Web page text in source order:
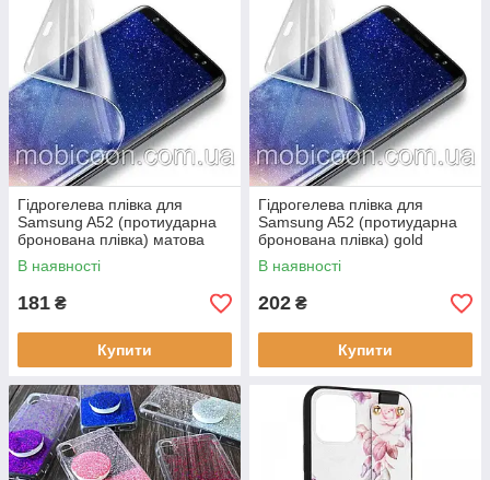
Гідрогелева плівка для
Samsung A52 (протиударна
бронована плівка) матова
В наявності
181 ₴
Купити
Гідрогелева плівка для
Samsung A52 (протиударна
бронована плівка) gold
В наявності
202 ₴
Купити